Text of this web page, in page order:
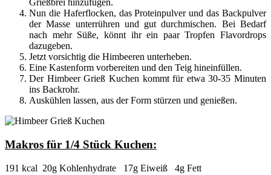
Grießbrei hinzufügen.
Nun die Haferflocken, das Proteinpulver und das Backpulver
der Masse unterrühren und gut durchmischen. Bei Bedarf
nach mehr Süße, könnt ihr ein paar Tropfen Flavordrops
dazugeben.
Jetzt vorsichtig die Himbeeren unterheben.
Eine Kastenform vorbereiten und den Teig hineinfüllen.
Der Himbeer Grieß Kuchen kommt für etwa 30-35 Minuten
ins Backrohr.
Auskühlen lassen, aus der Form stürzen und genießen.
Makros für 1/4 Stück Kuchen:
191 kcal 20g Kohlenhydrate 17g Eiweiß 4g Fett